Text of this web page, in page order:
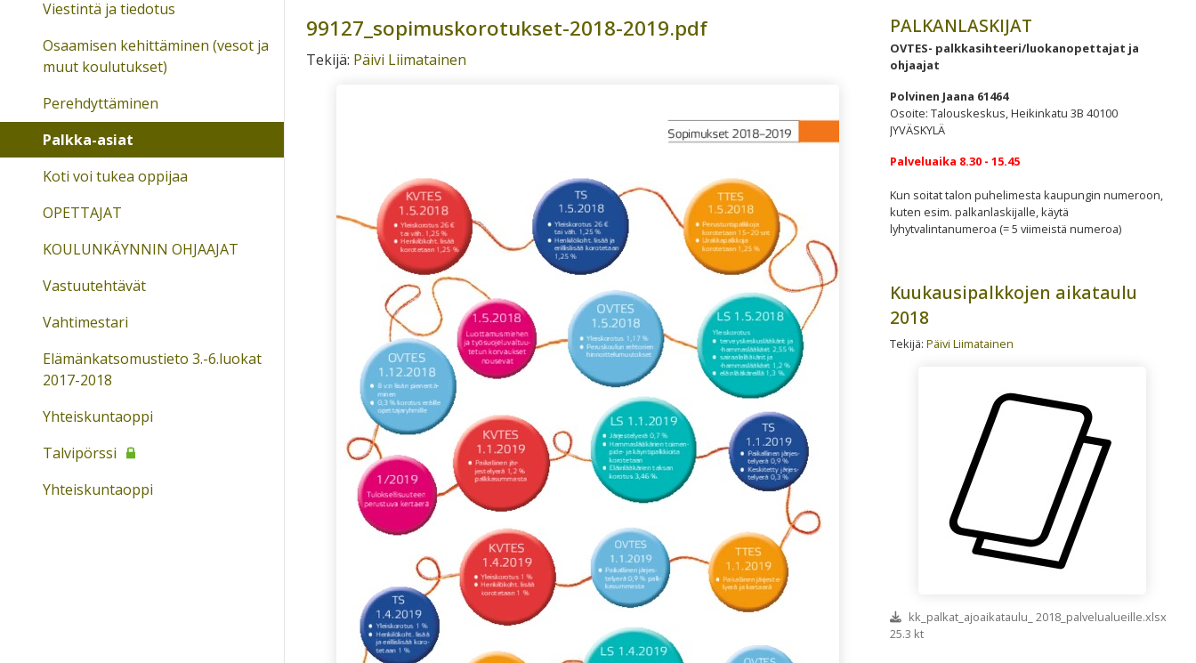
99127_sopimuskorotukset-2018-2019.pdf
Tekijä: Päivi Liimatainen
PALKANLASKIJAT
OVTES- palkkasihteeri/luokanopettajat ja
ohjaajat
Polvinen Jaana 61464
Osoite: Talouskeskus, Heikinkatu 3B 40100
JYVÄSKYLÄ
Palveluaika 8.30 - 15.45
Kun soitat talon puhelimesta kaupungin numeroon,
kuten esim. palkanlaskijalle, käytä
lyhytvalintanumeroa (= 5 viimeistä numeroa)
Kuukausipalkkojen aikataulu
2018
Tekijä: Päivi Liimatainen
kk_palkat_ajoaikataulu_ 2018_palvelualueille.xlsx
25.3 kt
Viestintä ja tiedotus
Osaamisen kehittäminen (vesot ja
muut koulutukset)
Perehdyttäminen
Palkka-asiat
Koti voi tukea oppijaa
OPETTAJAT
KOULUNKÄYNNIN OHJAAJAT
Vastuutehtävät
Vahtimestari
Elämänkatsomustieto 3.-6.luokat
2017-2018
Yhteiskuntaoppi
Talvipörssi
Yhteiskuntaoppi